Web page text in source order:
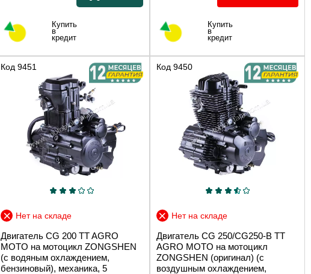
Купить
в
кредит
Купить
в
кредит
Код 9451
Нет на складе
Двигатель CG 200 TT AGRO
MOTO на мотоцикл ZONGSHEN
(с водяным охлаждением,
бензиновый), механика, 5
Код 9450
Нет на складе
Двигатель CG 250/CG250-B TT
AGRO MOTO на мотоцикл
ZONGSHEN (оригинал) (с
воздушным охлаждением,